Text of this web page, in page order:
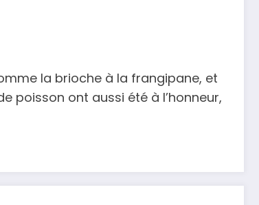
la brioche à la frangipane, et
poisson ont aussi été à l’honneur,